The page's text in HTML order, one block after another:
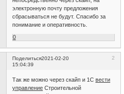
электронную почту предложения
сбрасываться не будут. Спасибо за
понимание и оперативность.
0
Поделиться 2
2021-02-20
15:04:39
Так же можно через скайп и 1Свести
управление Строительной